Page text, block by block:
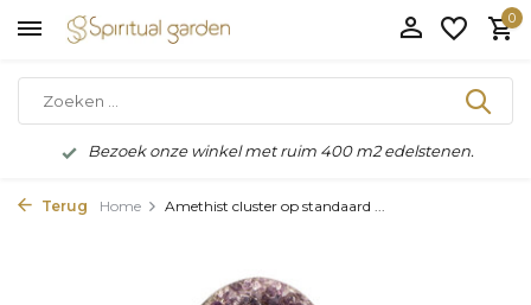
0
Bezoek onze winkel met ruim 400 m2 edelstenen.
Terug Home Amethist cluster op standaard ...